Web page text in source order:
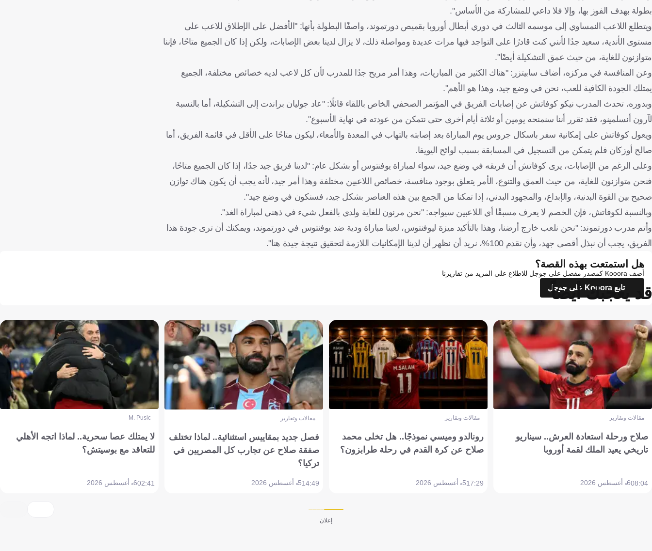
بطولة بهدف الفوز بها، وإلا فلا داعي للمشاركة من الأساس".
ويتطلع اللاعب النمساوي إلى موسمه الثالث في دوري أبطال أوروبا بقميص دورتموند، واصفًا البطولة بأنها: "الأفضل على الإطلاق للاعب على
مستوى الأندية، سعيد جدًا لأنني كنت قادرًا على التواجد فيها مرات عديدة ومواصلة ذلك، لا يزال لدينا بعض الإصابات، ولكن إذا كان الجميع متاحًا، فإننا
متوازنون للغاية، من حيث عمق التشكيلة أيضًا".
وعن المنافسة في مركزه، أضاف سابيتزر: "هناك الكثير من المباريات، وهذا أمر مريح جدًا للمدرب لأن كل لاعب لديه خصائص مختلفة، الجميع
يمتلك الجودة الكافية للعب، نحن في وضع جيد، وهذا هو الأهم".
وبدوره، تحدث المدرب نيكو كوفاتش عن إصابات الفريق في المؤتمر الصحفي الخاص باللقاء قائلًا: "عاد جوليان براندت إلى التشكيلة، أما بالنسبة
لآرون أنسلمينو، فقد تقرر أننا سنمنحه يومين أو ثلاثة أيام أخرى حتى نتمكن من عودته في نهاية الأسبوع".
ويعول كوفاتش على إمكانية سفر باسكال جروس يوم المباراة بعد إصابته بالتهاب في المعدة والأمعاء، ليكون متاحًا على الأقل في قائمة الفريق، أما
صالح أوزكان فلم يتمكن من التسجيل في المسابقة بسبب لوائح اليويفا.
وعلى الرغم من الإصابات، يرى كوفاتش أن فريقه في وضع جيد، سواء لمباراة يوفنتوس أو بشكل عام: "لدينا فريق جيد جدًا، إذا كان الجميع متاحًا،
فنحن متوازنون للغاية، من حيث العمق والتنوع، الأمر يتعلق بوجود منافسة، خصائص اللاعبين مختلفة وهذا أمر جيد، لأنه يجب أن يكون هناك توازن
صحيح بين القوة البدنية، والإبداع، والمجهود البدني، إذا تمكنا من الجمع بين هذه العناصر بشكل جيد، فسنكون في وضع جيد".
وبالنسبة لكوفاتش، فإن الخصم لا يعرف مسبقًا أي اللاعبين سيواجه: "نحن مرنون للغاية ولدي بالفعل شيء في ذهني لمباراة الغد".
وأتم مدرب دورتموند: "نحن نلعب خارج أرضنا، وهذا بالتأكيد ميزة ليوفنتوس، لعبنا مباراة ودية ضد يوفنتوس في دورتموند، ويمكنك أن ترى جودة هذا
الفريق، يجب أن نبذل أقصى جهد، وأن نقدم 100%، نريد أن نظهر أن لدينا الإمكانيات اللازمة لتحقيق نتيجة جيدة هنا".
هل استمتعت بهذه القصة؟
أضف Kooora كمصدر مفضل على جوجل للاطلاع على المزيد من تقاريرنا
تابع Kooora على جوجل
قد يعجبك أيضاً
مقالات وتقارير
صلاح ورحلة استعادة العرش.. سيناريو
تاريخي يعيد الملك لقمة أوروبا
08:046 أغسطس 2026
مقالات وتقارير
رونالدو وميسي نموذجًا.. هل تخلى محمد
صلاح عن كرة القدم في رحلة طرابزون؟
17:295 أغسطس 2026
مقالات وتقارير
فصل جديد بمقاييس استثنائية.. لماذا تختلف
صفقة صلاح عن تجارب كل المصريين في
تركيا؟
14:495 أغسطس 2026
M. Pusic
لا يمتلك عصا سحرية.. لماذا اتجه الأهلي
للتعاقد مع بوسيتش؟
02:416 أغسطس 2026
إعلان